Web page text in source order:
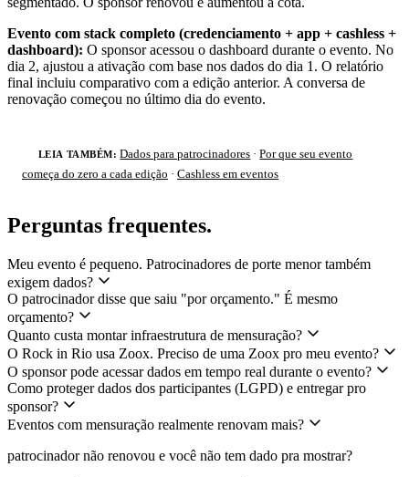
Evento com stack completo (credenciamento + app + cashless +
dashboard): O sponsor acessou o dashboard durante o evento. No
dia 2, ajustou a ativação com base nos dados do dia 1. O relatório
final incluiu comparativo com a edição anterior. A conversa de
renovação começou no último dia do evento.
LEIA TAMBÉM: Dados para patrocinadores ·Por que seu evento
começa do zero a cada edição · Cashless em eventos
Perguntas frequentes.
Meu evento é pequeno. Patrocinadores de porte menor também
exigem dados?
O patrocinador disse que saiu "por orçamento." É mesmo
orçamento?
Quanto custa montar infraestrutura de mensuração?
O Rock in Rio usa Zoox. Preciso de uma Zoox pro meu evento?
O sponsor pode acessar dados em tempo real durante o evento?
Como proteger dados dos participantes (LGPD) e entregar pro
sponsor?
Eventos com mensuração realmente renovam mais?
patrocinador não renovou e você não tem dado pra mostrar?